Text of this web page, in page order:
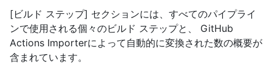
[ビルド ステップ] セクションには、すべてのパイプライ
ンで使用される個々のビルド ステップと、 GitHub
Actions Importerによって自動的に変換された数の概要が
含まれています。